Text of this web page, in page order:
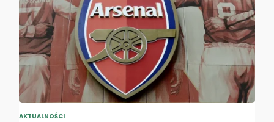
AKTUALNOŚCI